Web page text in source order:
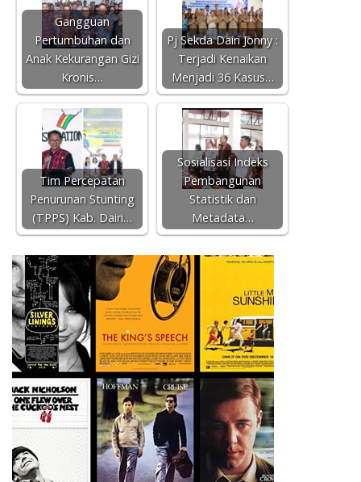
Gangguan
Pertumbuhan dan
Anak Kekurangan Gizi
Kronis…
Pj Sekda Dairi Jonny :
Terjadi Kenaikan
Menjadi 36 Kasus…
Tim Percepatan
Penurunan Stunting
(TPPS) Kab. Dairi…
Sosialisasi Indeks
Pembangunan
Statistik dan
Metadata…